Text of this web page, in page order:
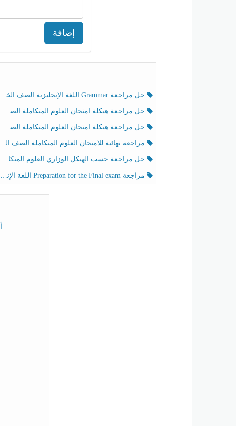
إضافة
حل مراجعة Grammar اللغة الإنجليزية الصف الخامس الفصل الثالث
حل مراجعة هيكلة امتحان العلوم المتكاملة الصف الخامس انسبير الفصل الثالث
حل مراجعة هيكلة امتحان العلوم المتكاملة الصف الخامس عام الفصل الثالث
مراجعة نهائية للامتحان العلوم المتكاملة الصف الخامس انسبير الفصل الثالث
حل مراجعة حسب الهيكل الوزاري العلوم المتكاملة الصف الخامس عام الفصل الثالث
مراجعة Preparation for the Final exam اللغة الإنجليزية الصف الرابع الفصل الثالث